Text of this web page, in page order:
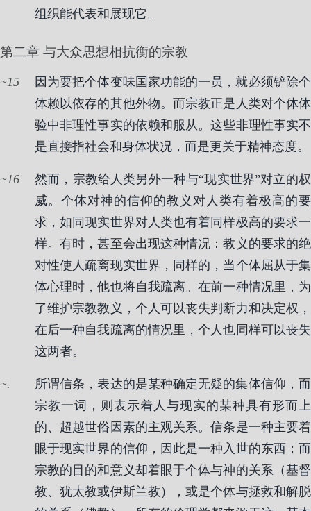
组织能代表和展现它。
第二章 与大众思想相抗衡的宗教
15
因为要把个体变味国家功能的一员，就必须铲除个
体赖以依存的其他外物。而宗教正是人类对个体体
验中非理性事实的依赖和服从。这些非理性事实不
是直接指社会和身体状况，而是更关于精神态度。
16
然而，宗教给人类另外一种与“现实世界”对立的权
威。个体对神的信仰的教义对人类有着极高的要
求，如同现实世界对人类也有着同样极高的要求一
样。有时，甚至会出现这种情况：教义的要求的绝
对性使人疏离现实世界，同样的，当个体屈从于集
体心理时，他也将自我疏离。在前一种情况里，为
了维护宗教教义，个人可以丧失判断力和决定权，
在后一种自我疏离的情况里，个人也同样可以丧失
这两者。
.
所谓信条，表达的是某种确定无疑的集体信仰，而
宗教一词，则表示着人与现实的某种具有形而上
的、超越世俗因素的主观关系。信条是一种主要着
眼于现实世界的信仰，因此是一种入世的东西；而
宗教的目的和意义却着眼于个体与神的关系（基督
教、犹太教或伊斯兰教），或是个体与拯救和解脱